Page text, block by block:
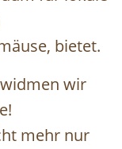
bietet.
wir
mehr nur